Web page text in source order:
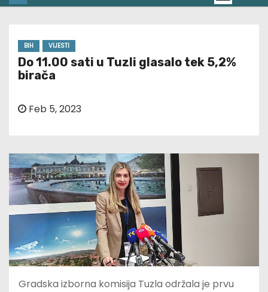
BIH VIJESTI
Do 11.00 sati u Tuzli glasalo tek 5,2%
birača
Feb 5, 2023
Gradska izborna komisija Tuzla održala je prvu